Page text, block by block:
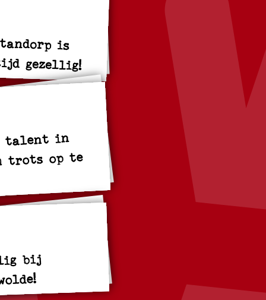
is
gezellig!
talent in
trots op te
bij